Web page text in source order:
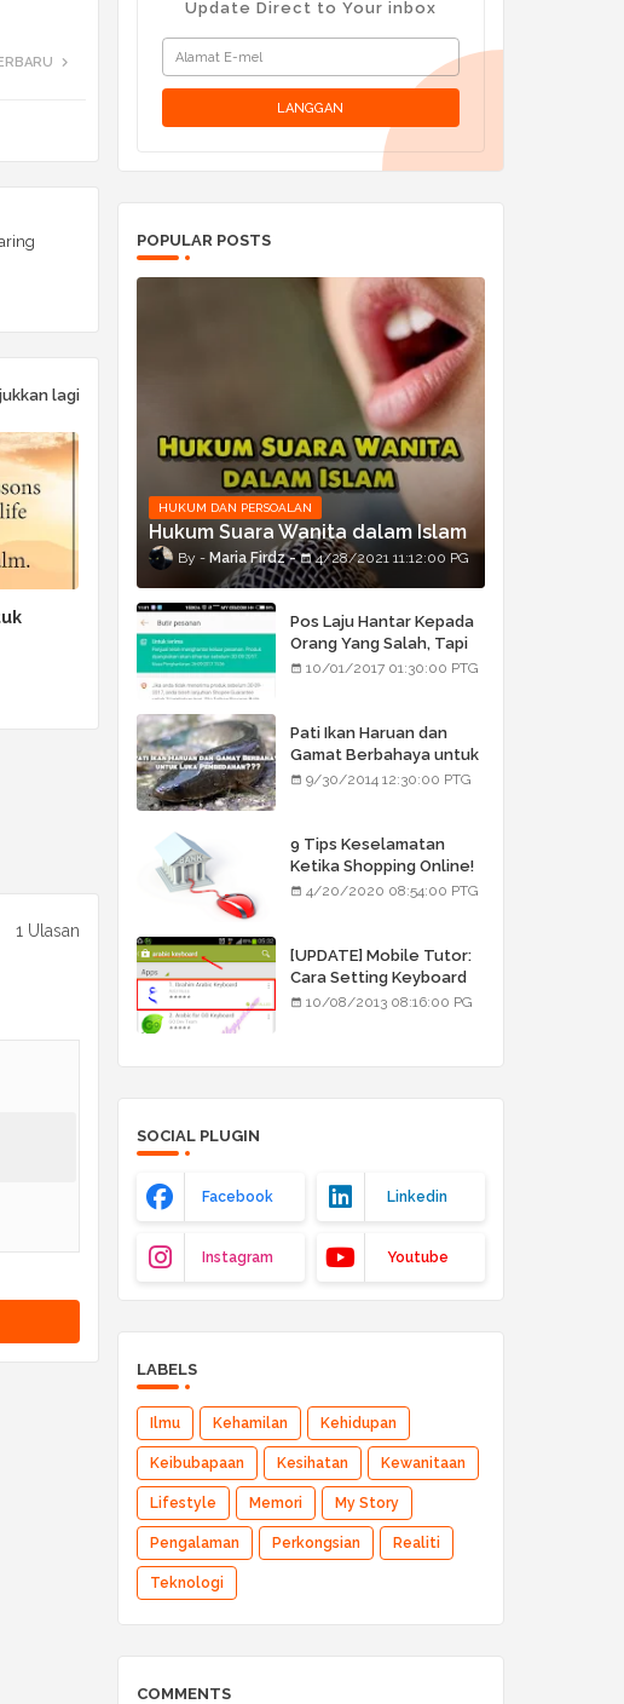
lagi
1 Ulasan
Update Direct to Your inbox
POPULAR POSTS
HUKUM DAN PERSOALAN
Hukum Suara Wanita dalam Islam
Maria Firdz 4/28/2021 11:12:00 PG
Pos Laju Hantar Kepada
Orang Yang Salah, Tapi
Orang Tu Pula Terima
10/01/2017 01:30:00 PTG
Pati Ikan Haruan dan
Gamat Berbahaya untuk
Luka Pembedahan???
9/30/2014 12:30:00 PTG
9 Tips Keselamatan
Ketika Shopping Online!
4/20/2020 08:54:00 PTG
[UPDATE] Mobile Tutor:
Cara Setting Keyboard
Arab/Jawi
10/08/2013 08:16:00 PG
SOCIAL PLUGIN
Facebook Linkedin
Instagram Youtube
LABELS
Ilmu Kehamilan Kehidupan
Keibubapaan Kesihatan Kewanitaan
Lifestyle Memori My Story
Pengalaman Perkongsian Realiti
Teknologi
COMMENTS